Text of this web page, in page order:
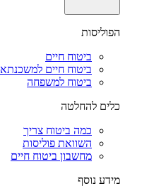
הפוליסות
ביטוח חיים
ביטוח חיים למשכנתא
ביטוח למשפחה
כלים להחלטה
כמה ביטוח צריך
השוואת פוליסות
מחשבון ביטוח חיים
מידע נוסף